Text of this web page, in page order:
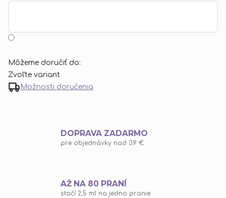
Môžeme doručiť do:
Zvoľte variant
Možnosti doručenia
DOPRAVA ZADARMO
pre objednávky nad 39 €
AŽ NA 80 PRANÍ
stačí 2,5 ml na jedno pranie